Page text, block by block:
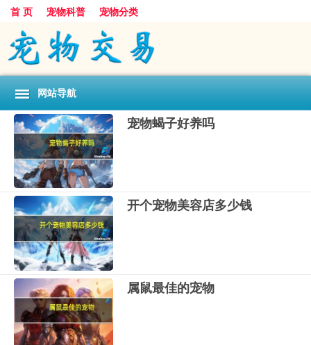
首 页 宠物科普 宠物分类
网站导航
宠物蝎子好养吗
开个宠物美容店多少钱
属鼠最佳的宠物